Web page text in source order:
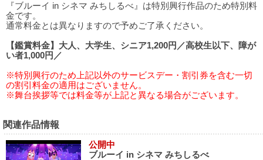
『ブルーイ in シネマ みちしるべ』は特別興行作品のため特別料
金です。
通常料金とは異なりますので予めご了承ください。
【鑑賞料金】大人、大学生、シニア1,200円／高校生以下、障が
い者1,000円／
※特別興行のため上記以外のサービスデー・割引券を含む一切
の割引料金の適用はございません。
※舞台挨拶等では料金等が上記と異なる場合がございます。
関連作品情報
公開中
ブルーイ in シネマ みちしるべ